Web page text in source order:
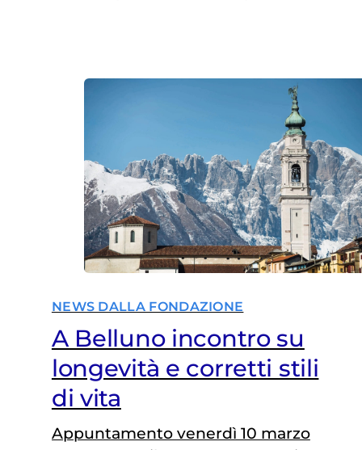
NEWS DALLA FONDAZIONE
A Belluno incontro su
longevità e corretti stili
di vita
Appuntamento venerdì 10 marzo